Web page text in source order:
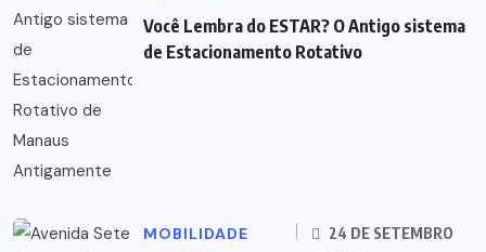
Você Lembra do ESTAR? O Antigo sistema
de Estacionamento Rotativo
MOBILIDADE
24 DE SETEMBRO